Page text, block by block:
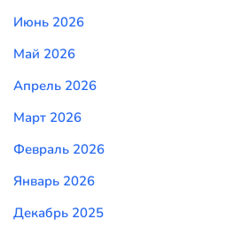
Июнь 2026
Май 2026
Апрель 2026
Март 2026
Февраль 2026
Январь 2026
Декабрь 2025